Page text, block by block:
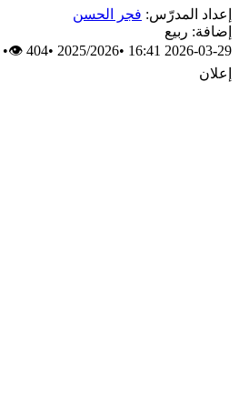
إعداد المدرّس: فجر الحسن
إضافة: ربيع
2026-03-29 16:41
•
2025/2026
•
•👁 404
إعلان